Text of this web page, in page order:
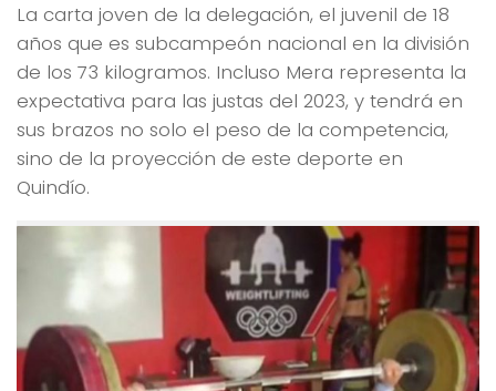
La carta joven de la delegación, el juvenil de 18
años que es subcampeón nacional en la división
de los 73 kilogramos. Incluso Mera representa la
expectativa para las justas del 2023, y tendrá en
sus brazos no solo el peso de la competencia,
sino de la proyección de este deporte en
Quindío.